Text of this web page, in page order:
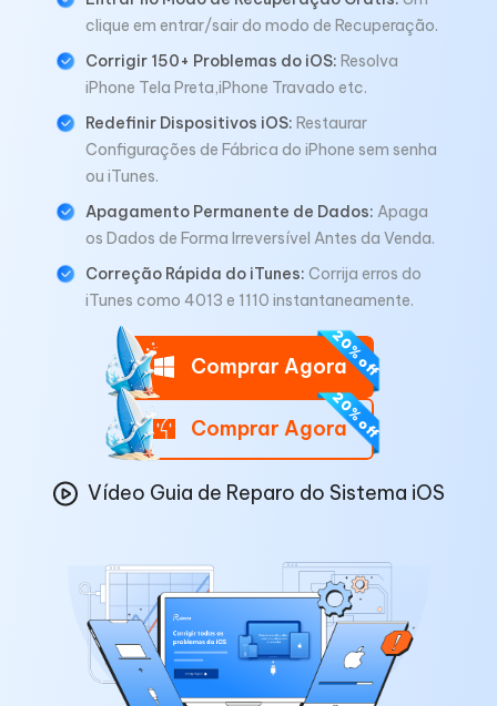
clique em entrar/sair do modo de Recuperação.
Corrigir 150+ Problemas do iOS: Resolva
iPhone Tela Preta,iPhone Travado etc.
Redefinir Dispositivos iOS: Restaurar
Configurações de Fábrica do iPhone sem senha
ou iTunes.
Apagamento Permanente de Dados: Apaga
os Dados de Forma Irreversível Antes da Venda.
Correção Rápida do iTunes: Corrija erros do
iTunes como 4013 e 1110 instantaneamente.
Comprar Agora
Comprar Agora
Vídeo Guia de Reparo do Sistema iOS